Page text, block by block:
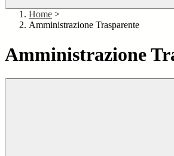
Home >
Amministrazione Trasparente
Amministrazione